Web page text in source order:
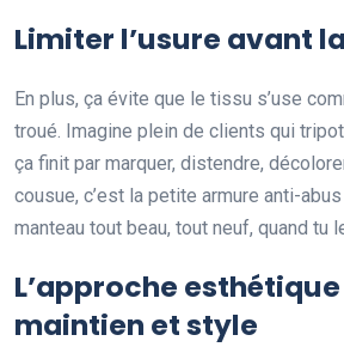
Limiter l’usure avant
En plus, ça évite que le tissu s’use
troué. Imagine plein de clients qui
ça finit par marquer, distendre,
cousue, c’est la petite armure anti-
manteau tout beau, tout neuf, quand tu
L’approche
maintien et style